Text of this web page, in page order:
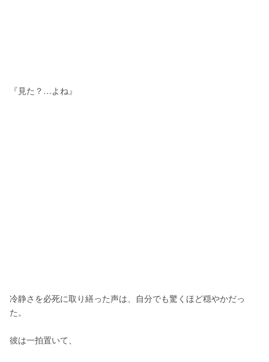
『見た？…よね』
冷静さを必死に取り繕った声は、自分でも驚くほど穏やかだっ
た。
彼は一拍置いて、